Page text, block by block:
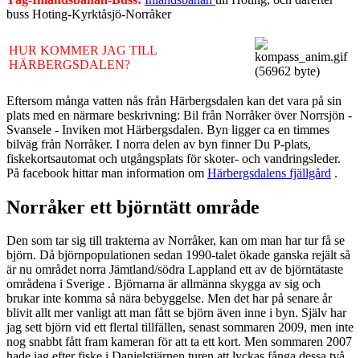
buss Hoting-Kyrktåsjö-Norråker
HUR KOMMER JAG TILL
HÄRBERGSDALEN?
Eftersom många vatten nås från Härbergsdalen kan det vara på sin
plats med en närmare beskrivning: Bil från Norråker över Norrsjön -
Svansele - Inviken mot Härbergsdalen. Byn ligger ca en timmes
bilväg från Norråker. I norra delen av byn finner Du P-plats,
fiskekortsautomat och utgångsplats för skoter- och vandringsleder.
På facebook hittar man information om Härbergsdalens fjällgård .
Norråker ett björntätt område
Den som tar sig till trakterna av Norråker, kan om man har tur få se
björn. Då björnpopulationen sedan 1990-talet ökade ganska rejält så
är nu området norra Jämtland/södra Lappland ett av de björntätaste
områdena i Sverige . Björnarna är allmänna skygga av sig och
brukar inte komma så nära bebyggelse. Men det har på senare år
blivit allt mer vanligt att man fått se björn även inne i byn. Själv har
jag sett björn vid ett flertal tillfällen, senast sommaren 2009, men inte
nog snabbt fått fram kameran för att ta ett kort. Men sommaren 2007